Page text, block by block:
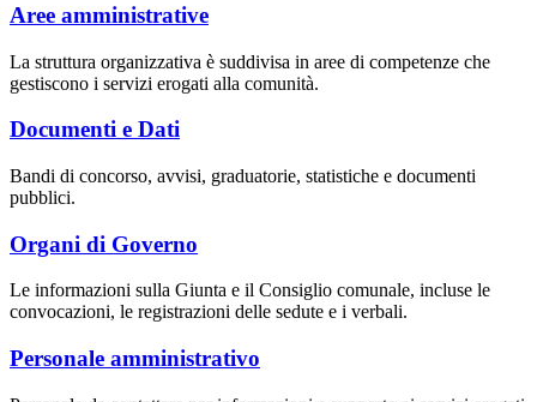
Aree amministrative
La struttura organizzativa è suddivisa in aree di competenze che
gestiscono i servizi erogati alla comunità.
Documenti e Dati
Bandi di concorso, avvisi, graduatorie, statistiche e documenti
pubblici.
Organi di Governo
Le informazioni sulla Giunta e il Consiglio comunale, incluse le
convocazioni, le registrazioni delle sedute e i verbali.
Personale amministrativo